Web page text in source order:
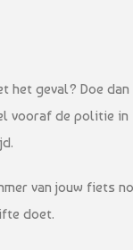
het geval? Doe dan
vooraf de politie in
van jouw fiets
doet.